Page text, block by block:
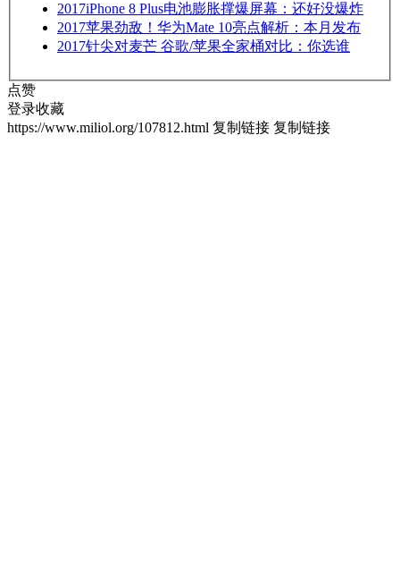
2017iPhone 8 Plus电池膨胀撑爆屏幕：还好没爆炸
2017苹果劲敌！华为Mate 10亮点解析：本月发布
2017针尖对麦芒 谷歌/苹果全家桶对比：你选谁
点赞
登录收藏
https://www.miliol.org/107812.html 复制链接 复制链接